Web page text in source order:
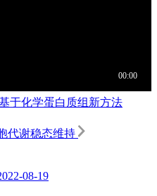
于化学蛋白质组新方法
代谢稳态维持
08-19